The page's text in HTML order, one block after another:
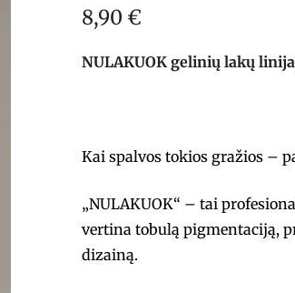
8,90 €
NULAKUOK gelinių lakų
Kai spalvos tokios gražios –
„NULAKUOK“ – tai
vertina tobulą pigmentaciją,
dizainą.